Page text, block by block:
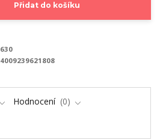
Přidat do košíku
630
4009239621808
Hodnocení
0